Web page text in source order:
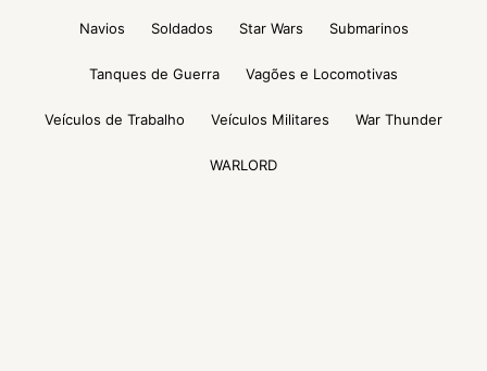
Navios Soldados Star Wars Submarinos
Tanques de Guerra Vagões e Locomotivas
Veículos de Trabalho Veículos Militares War Thunder
WARLORD